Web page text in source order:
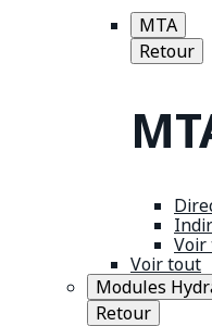
MTA
Retour
Voir tout
Modules
Retour